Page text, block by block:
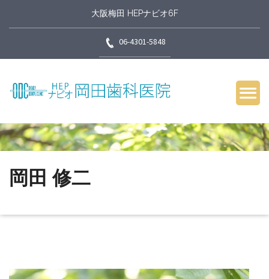
大阪梅田 HEPナビオ6F
06-4301-5848
岡田 修二